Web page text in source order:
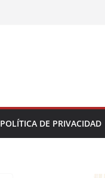
POLÍTICA DE PRIVACIDAD